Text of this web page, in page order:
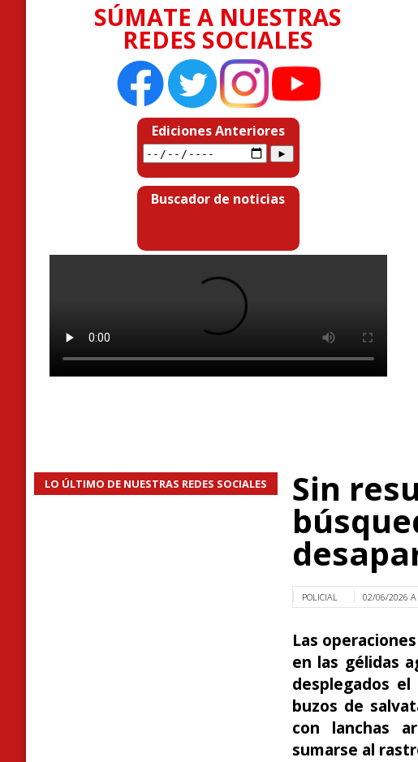
SÚMATE A NUESTRAS
REDES SOCIALES
Ediciones Anteriores
Buscador de noticias
LO ÚLTIMO DE NUESTRAS REDES SOCIALES Sin
POLICIAL 02/06/2026 A
Las
en las gélidas
desplegados el
buzos de
con lanchas
sumarse al